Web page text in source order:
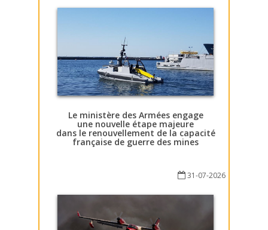
Le ministère des Armées engage
une nouvelle étape majeure
dans le renouvellement de la capacité
française de guerre des mines
31-07-2026